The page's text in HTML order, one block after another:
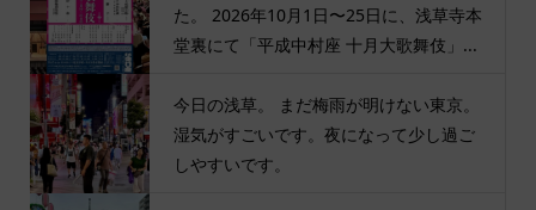
た。 2026年10月1日〜25日に、浅草寺本
堂裏にて「平成中村座 十月大歌舞伎」...
今日の浅草。 まだ梅雨が明けない東京。
湿気がすごいです。夜になって少し過ご
しやすいです。